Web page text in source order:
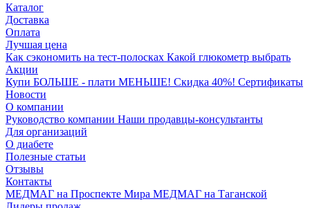
Каталог
Доставка
Оплата
Лучшая цена
Как сэкономить на тест-полосках Какой глюкометр выбрать
Акции
Купи БОЛЬШЕ - плати МЕНЬШЕ! Скидка 40%! Сертификаты
Новости
О компании
Руководство компании Наши продавцы-консультанты
Для организаций
О диабете
Полезные статьи
Отзывы
Контакты
МЕДМАГ на Проспекте Мира МЕДМАГ на Таганской